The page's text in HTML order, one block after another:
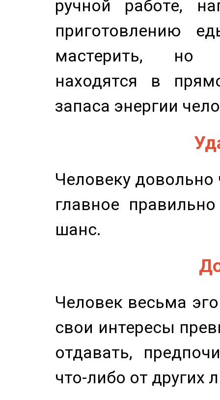
ручной работе,
приготовлению
мастерить, но
находятся в
запаса энергии
Человеку довольно
главное
шанс.
Человек весьма
свои интересы
отдавать,
что-либо от других